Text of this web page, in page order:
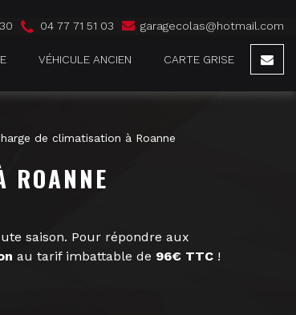
04 77 71 51 03 garagecolas@hotmail.com
VÉHICULE ANCIEN CARTE GRISE
de climatisation à Roanne
ROANNE
saison. Pour répondre aux
au tarif imbattable de 96€ TTC !